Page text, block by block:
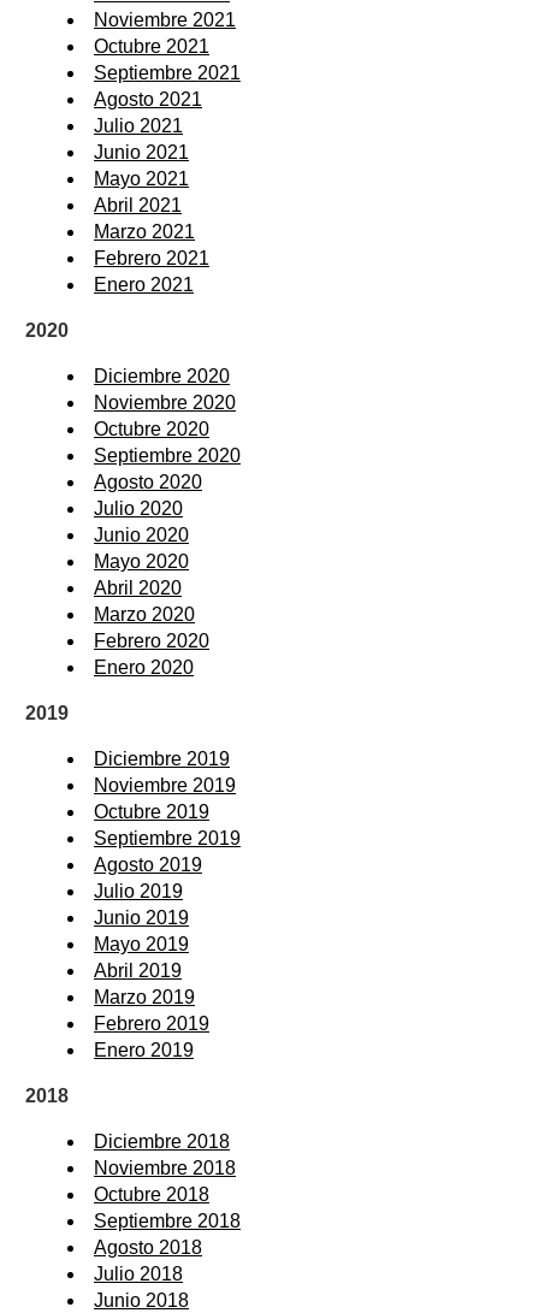
Noviembre 2021
Octubre 2021
Septiembre 2021
Agosto 2021
Julio 2021
Junio 2021
Mayo 2021
Abril 2021
Marzo 2021
Febrero 2021
Enero 2021
2020
Diciembre 2020
Noviembre 2020
Octubre 2020
Septiembre 2020
Agosto 2020
Julio 2020
Junio 2020
Mayo 2020
Abril 2020
Marzo 2020
Febrero 2020
Enero 2020
2019
Diciembre 2019
Noviembre 2019
Octubre 2019
Septiembre 2019
Agosto 2019
Julio 2019
Junio 2019
Mayo 2019
Abril 2019
Marzo 2019
Febrero 2019
Enero 2019
2018
Diciembre 2018
Noviembre 2018
Octubre 2018
Septiembre 2018
Agosto 2018
Julio 2018
Junio 2018